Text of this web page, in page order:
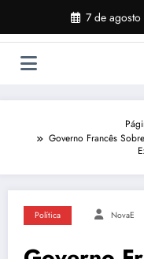
o
7 de
Governo Francês
Política NovaE